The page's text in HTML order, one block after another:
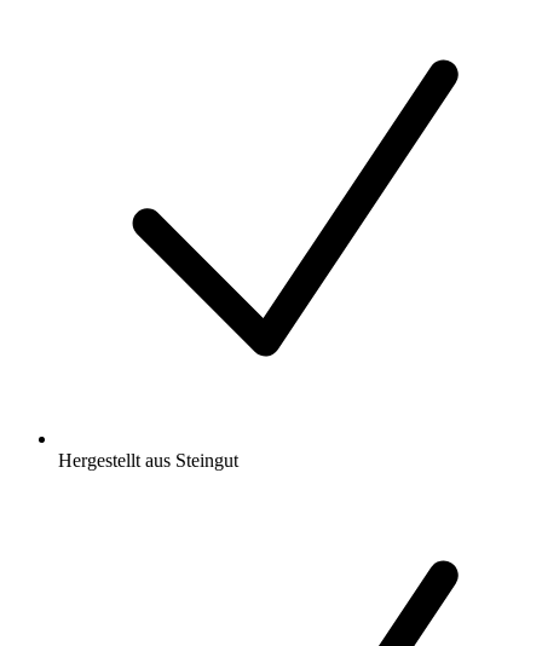
Hergestellt aus Steingut